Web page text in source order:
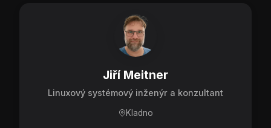
Jiří Meitner
Linuxový systémový inženýr a konzultant
Kladno